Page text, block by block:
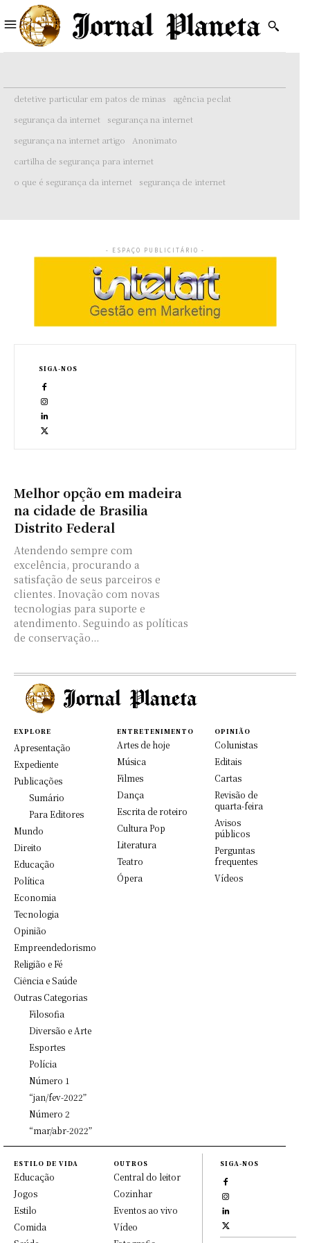
detetive particular em patos de minas
agência peclat
segurança da internet
segurança na internet
segurança na internet artigo
Anonimato
cartilha de segurança para internet
o que é segurança da internet
segurança de internet
Melhor opção em madeira
na cidade de Brasilia
Distrito Federal
Atendendo sempre com
excelência, procurando a
satisfação de seus parceiros e
clientes. Inovação com novas
tecnologias para suporte e
atendimento. Seguindo as políticas
de conservação...
- ESPAÇO PUBLICITÁRIO -
SIGA-NOS
EXPLORE
Apresentação
Expediente
Publicações
Sumário
Para Editores
Mundo
Direito
Educação
Política
Economia
Tecnologia
Opinião
Empreendedorismo
Religião e Fé
Ciência e Saúde
Outras Categorias
Filosofia
Diversão e Arte
Esportes
Polícia
Número 1
“jan/fev-2022”
Número 2
“mar/abr-2022”
ENTRETENIMENTO
Artes de hoje
Música
Filmes
Dança
Escrita de roteiro
Cultura Pop
Literatura
Teatro
Ópera
OPINIÃO
Colunistas
Editais
Cartas
Revisão de
quarta-feira
Avisos
públicos
Perguntas
frequentes
Vídeos
ESTILO DE VIDA
Educação
Jogos
Estilo
Comida
OUTROS
Central do leitor
Cozinhar
Eventos ao vivo
Vídeo
SIGA-NOS